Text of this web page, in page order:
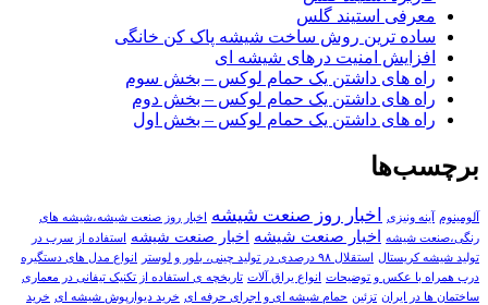
معرفی استیند گلس
ساده ترین روش ساخت شیشه پاک کن خانگی
افزایش امنیت درهای شیشه ای
راه های داشتن یک حمام لوکس – بخش سوم
راه های داشتن یک حمام لوکس – بخش دوم
راه های داشتن یک حمام لوکس – بخش اول
برچسب‌ها
آلومینوم آینه ونیزی اخبار روز صنعت شیشه
اخبار روز صنعت شیشه،شیشه های
رنگی،صنعت شیشه
اخبار صنعت شيشه اخبار صنعت شیشه
استفاده از سرب در
تولید شیشه کریستال
استقلال ۹۸ درصدی در تولید چینی، بلور و لوستر
انواع مدل های دستگیره
درب همراه با عکس و توضیحات
انواع یراق آلات تاریخچه ی استفاده از تکنیک تیفانی در معماری
ساختمان ها در ایران تزئین حمام شیشه ای و اجرای حرفه ای خريد دیوارپوش شیشه ای خرید